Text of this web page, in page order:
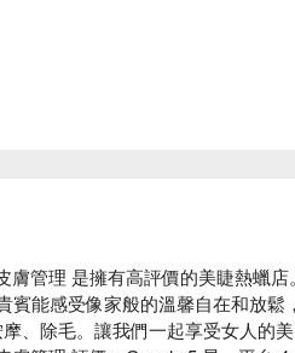
膚管理 是擁有高評價的美睫熱蠟
賓能感受像家般的溫馨自在和放鬆
、除毛。讓我們一起享受女人的美